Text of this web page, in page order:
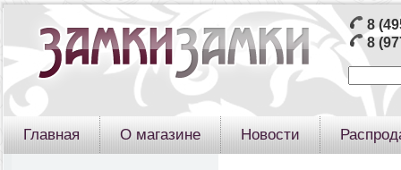
8
8
Главная О магазине Новости